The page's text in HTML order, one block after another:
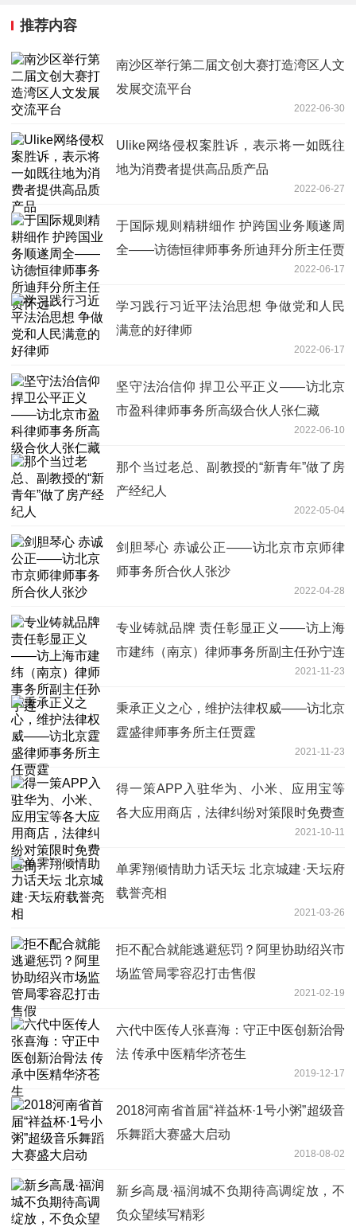
推荐内容
南沙区举行第二届文创大赛打造湾区人文
发展交流平台
2022-06-30
Ulike网络侵权案胜诉，表示将一如既往
地为消费者提供高品质产品
2022-06-27
于国际规则精耕细作 护跨国业务顺遂周
全——访德恒律师事务所迪拜分所主任贾
2022-06-17
学习践行习近平法治思想 争做党和人民
满意的好律师
2022-06-17
坚守法治信仰 捍卫公平正义——访北京
市盈科律师事务所高级合伙人张仁藏
2022-06-10
那个当过老总、副教授的“新青年”做了房
产经纪人
2022-05-04
剑胆琴心 赤诚公正——访北京市京师律
师事务所合伙人张沙
2022-04-28
专业铸就品牌 责任彰显正义——访上海
市建纬（南京）律师事务所副主任孙宁连
2021-11-23
秉承正义之心，维护法律权威——访北京
霆盛律师事务所主任贾霆
2021-11-23
得一策APP入驻华为、小米、应用宝等
各大应用商店，法律纠纷对策限时免费查
2021-10-11
单霁翔倾情助力话天坛 北京城建·天坛府
载誉亮相
2021-03-26
拒不配合就能逃避惩罚？阿里协助绍兴市
场监管局零容忍打击售假
2021-02-19
六代中医传人张喜海：守正中医创新治骨
法 传承中医精华济苍生
2019-12-17
2018河南省首届“祥益杯·1号小粥”超级音
乐舞蹈大赛盛大启动
2018-08-02
新乡高晟·福润城不负期待高调绽放，不
负众望续写精彩